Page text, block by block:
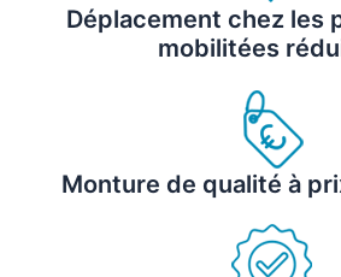
Déplacement chez les
mobilitées
Monture de qualité à